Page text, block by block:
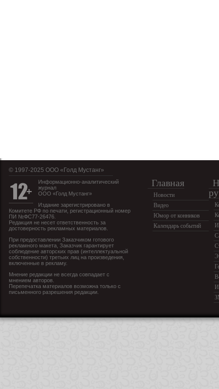
© 1997-2025 OOO «Голд Мустанг»
Информационно-аналитический
журнал
ООО «Голд Мустанг»
Издание зарегистрировано в
Комитете РФ по печати, регистрационный номер
ПИ №ФС77-26476.
Редакция не несет ответственность за
достоверность рекламных материалов.
При предоставлении Заказчиком готового
рекламного макета, Заказчик гарантирует
соблюдение авторских прав (интеллектуальной
собственности) третьих лиц на произведения,
включенные в рекламу.
Мнение редакции не всегда совпадает с
мнением авторов.
Перепечатка материалов возможна только с
письменного разрешения редакции.
Главная
Новости
Видео
Юмор от конников
Календарь событий